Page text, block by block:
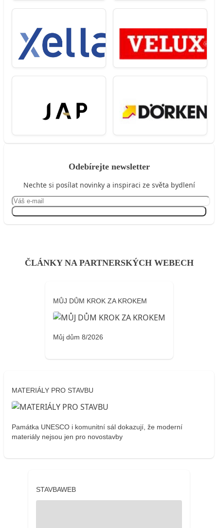
Odebírejte newsletter
Nechte si posílat novinky a inspiraci ze světa bydlení
ČLÁNKY NA PARTNERSKÝCH WEBECH
MŮJ DŮM KROK ZA KROKEM
Můj dům 8/2026
MATERIÁLY PRO STAVBU
Památka UNESCO i komunitní sál dokazují, že moderní
materiály nejsou jen pro novostavby
STAVBAWEB